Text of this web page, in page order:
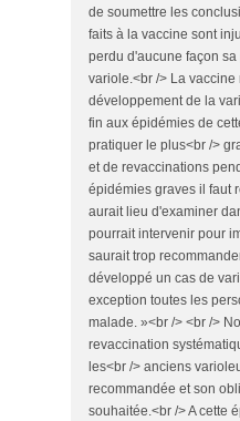
de soumettre les
faits à la vaccine sont
perdu d'aucune façon
variole.<br /> La
développement de la
fin aux épidémies de
pratiquer le plus<br />
et de revaccinations
épidémies graves il faut
aurait lieu d'examiner
pourrait intervenir pour
saurait trop
développé un cas de
exception toutes les
malade. »<br /> <br />
revaccination
les<br /> anciens
recommandée et son
souhaitée.<br /> A cette